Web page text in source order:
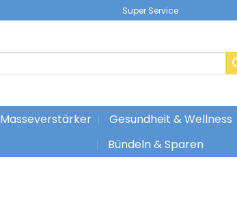
|
Masseverstärker Gesundheit & Wellness
Bündeln & Sparen